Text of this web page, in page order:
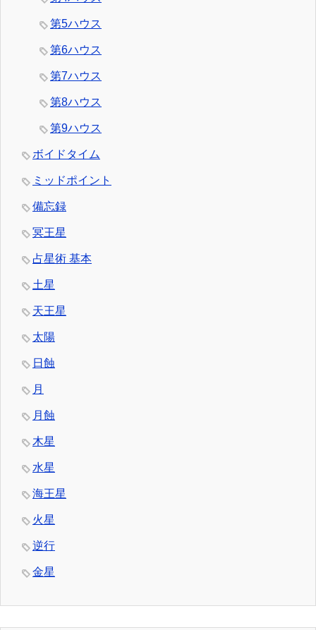
第5ハウス
第6ハウス
第7ハウス
第8ハウス
第9ハウス
ボイドタイム
ミッドポイント
備忘録
冥王星
占星術 基本
土星
天王星
太陽
日蝕
月
月蝕
木星
水星
海王星
火星
逆行
金星